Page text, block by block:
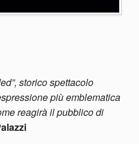
storico spettacolo
più emblematica
reagirà il pubblico di